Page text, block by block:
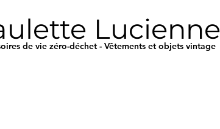
Lucienne
de vie zéro-déchet - Vêtements et objets vintage